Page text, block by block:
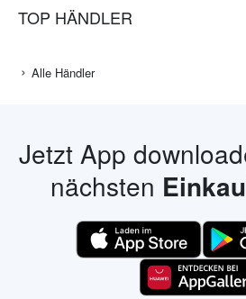
TOP HÄNDLER
Alle Händler
Jetzt App
nächsten